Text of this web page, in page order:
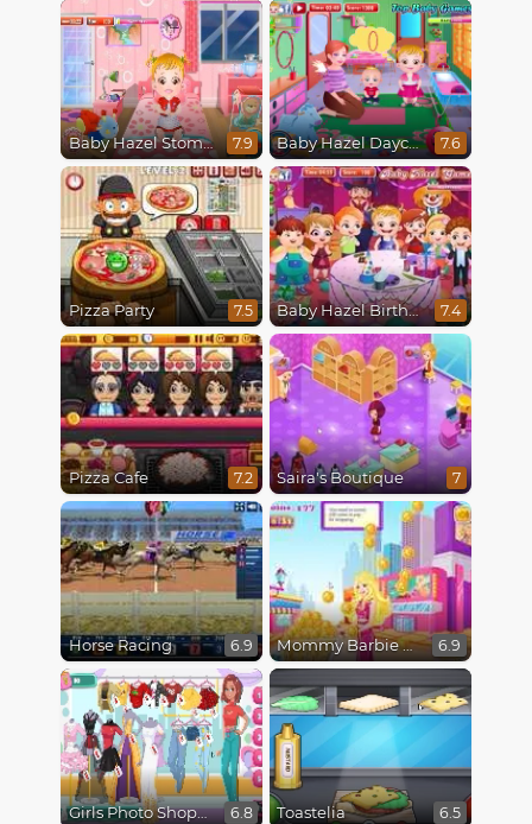
Baby Hazel Stomach Care 7.9 Baby Hazel Daycare 7.6
Pizza Party 7.5 Baby Hazel Birthday Party 7.4
Pizza Cafe 7.2 Saira's Boutique 7
Horse Racing 6.9 Mommy Barbie Go Shopping 6.9
Girls Photo Shopping Dress-Up 6.8 Toastelia 6.5